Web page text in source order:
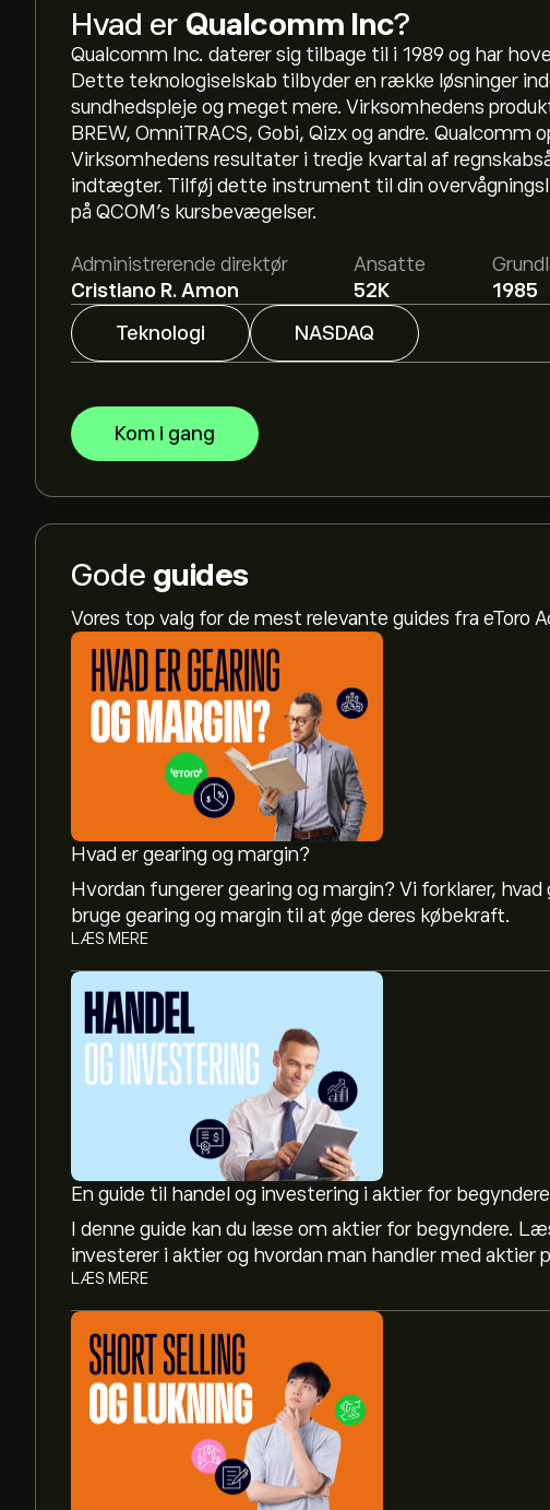
Hvad er Qualcomm Inc?
Qualcomm Inc. daterer sig tilbage til i 1989 og har
Dette teknologiselskab tilbyder en række løsninger
sundhedspleje og meget mere. Virksomhedens
BREW, OmniTRACS, Gobi, Qizx og andre. Qualcomm
Virksomhedens resultater i tredje kvartal af
indtægter. Tilføj dette instrument til din
på QCOM's kursbevægelser.
Administrerende direktør
Cristiano R. Amon
Ansatte
52K
1985
Teknologi
NASDAQ
Kom i gang
Gode guides
Vores top valg for de mest relevante guides fra eToro
Hvad er gearing og margin?
Hvordan fungerer gearing og margin? Vi forklarer,
bruge gearing og margin til at øge deres købekraft.
LÆS MERE
En guide til handel og investering i aktier for begyndere
I denne guide kan du læse om aktier for begyndere.
investerer i aktier og hvordan man handler med aktier
LÆS MERE
Den aktuelle QCOM-aktiekurs er 163.80‎$‎.
Det gennemsnitlige kursmål for Qualcomm Inc er
analytikernes aktieanbefaling og kursmål.